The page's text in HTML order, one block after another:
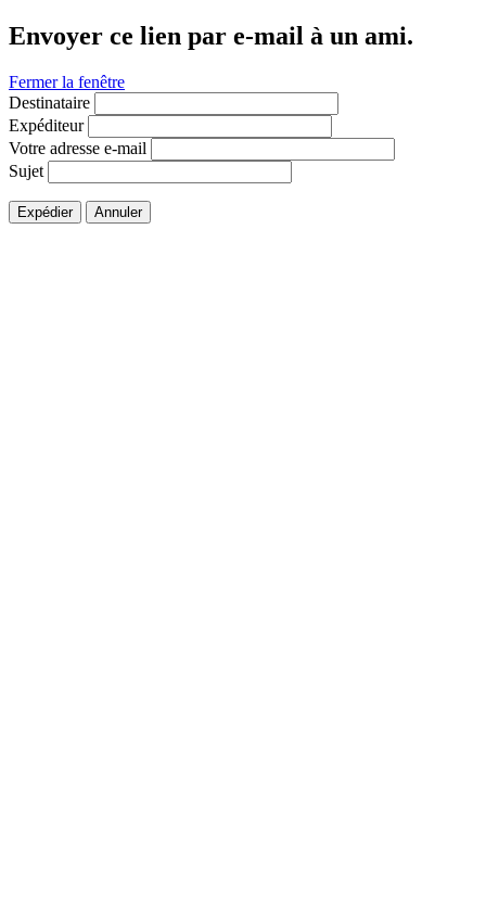
Envoyer ce lien par e-mail à un ami.
Fermer la fenêtre
Destinataire
Expéditeur
Votre adresse e-mail
Sujet
Expédier Annuler